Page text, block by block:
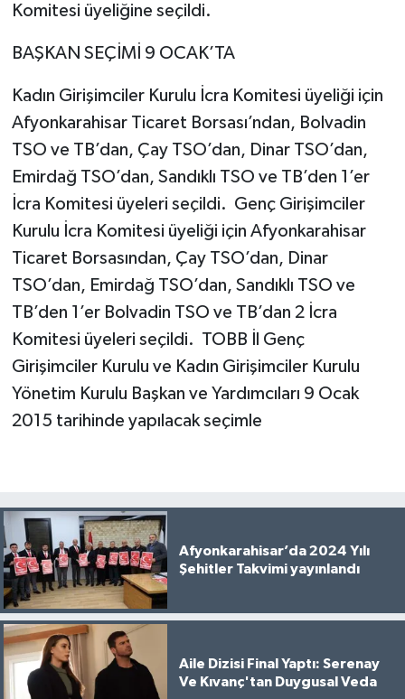
Komitesi üyeliğine seçildi.
BAŞKAN SEÇİMİ 9 OCAK’TA
Kadın Girişimciler Kurulu İcra Komitesi üyeliği için
Afyonkarahisar Ticaret Borsası’ndan, Bolvadin
TSO ve TB’dan, Çay TSO’dan, Dinar TSO’dan,
Emirdağ TSO’dan, Sandıklı TSO ve TB’den 1’er
İcra Komitesi üyeleri seçildi. Genç Girişimciler
Kurulu İcra Komitesi üyeliği için Afyonkarahisar
Ticaret Borsasından, Çay TSO’dan, Dinar
TSO’dan, Emirdağ TSO’dan, Sandıklı TSO ve
TB’den 1’er Bolvadin TSO ve TB’dan 2 İcra
Komitesi üyeleri seçildi. TOBB İl Genç
Girişimciler Kurulu ve Kadın Girişimciler Kurulu
Yönetim Kurulu Başkan ve Yardımcıları 9 Ocak
2015 tarihinde yapılacak seçimle
Afyonkarahisar’da 2024 Yılı
Şehitler Takvimi yayınlandı
Aile Dizisi Final Yaptı: Serenay
Ve Kıvanç'tan Duygusal Veda